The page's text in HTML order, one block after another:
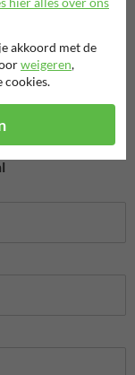
straatmeubilair
akkoord met de
weigeren,
cookies.